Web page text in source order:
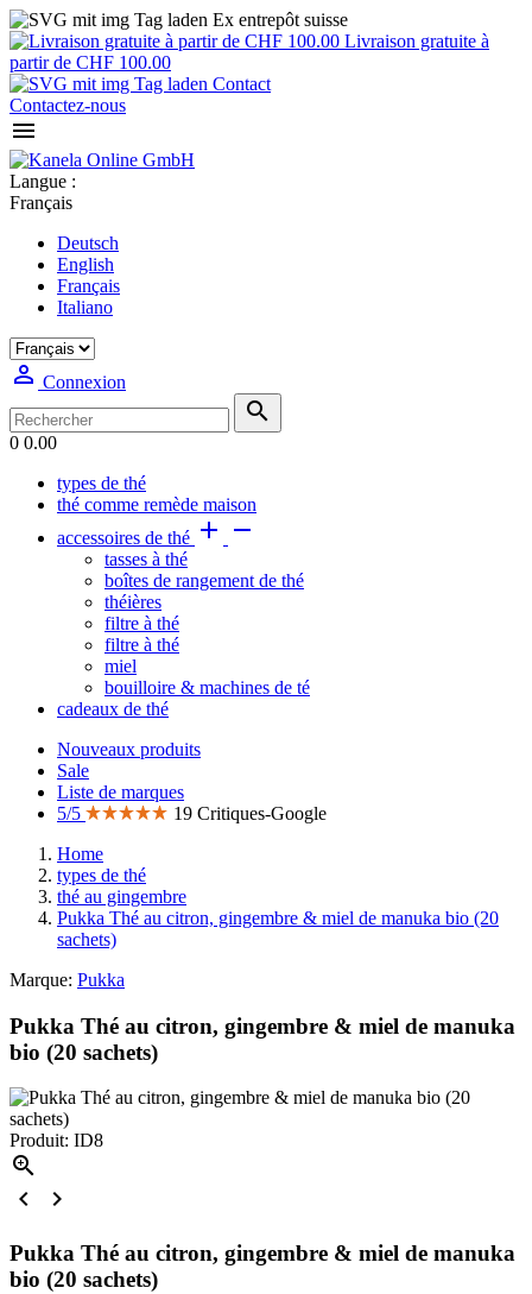
Ex entrepôt suisse
Livraison gratuite à
partir de CHF 100.00
Contact
Contactez-nous

Langue :
Français
Deutsch
English
Français
Italiano
 Connexion

0 0.00
types de thé
thé comme remède maison
accessoires de thé  
tasses à thé
boîtes de rangement de thé
théières
filtre à thé
filtre à thé
miel
bouilloire & machines de té
cadeaux de thé
Nouveaux produits
Sale
Liste de marques
5/5
19 Critiques-Google
Home
types de thé
thé au gingembre
Pukka Thé au citron, gingembre & miel de manuka bio (20
sachets)
Marque: Pukka
Pukka Thé au citron, gingembre & miel de manuka
bio (20 sachets)
Produit: ID8



Pukka Thé au citron, gingembre & miel de manuka
bio (20 sachets)